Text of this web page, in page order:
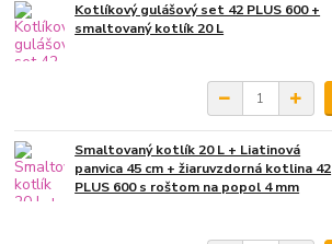
Kotlíkový gulášový set 42 PLUS 600 +
smaltovaný kotlík 20 L
Smaltovaný kotlík 20 L + Liatinová
panvica 45 cm + žiaruvzdorná kotlina 42
PLUS 600 s roštom na popol 4 mm